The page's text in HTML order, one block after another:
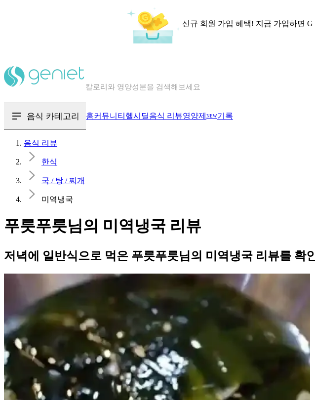
신규 회원 가입 혜택! 지금 가입하면 G
혈당 · 다이어트 음식 검색해보세요
음식 카테고리 홈커뮤니티 헬시딜음식 리뷰영양제 NEW기록
음식 리뷰
한식
국 / 탕 / 찌개
미역냉국
푸릇푸릇님의 미역냉국 리뷰
저녁에 일반식으로 먹은 푸릇푸릇님의 미역냉국 리뷰를 확